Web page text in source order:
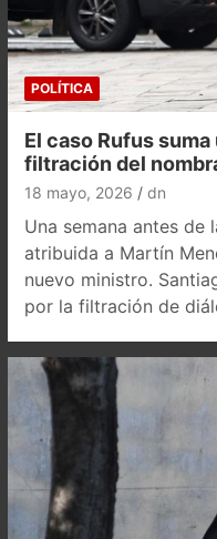
POLÍTICA
El caso Rufus
filtración del
18 mayo, 2026 dn
Una semana antes de
atribuida a Martín
nuevo ministro.
por la filtración de